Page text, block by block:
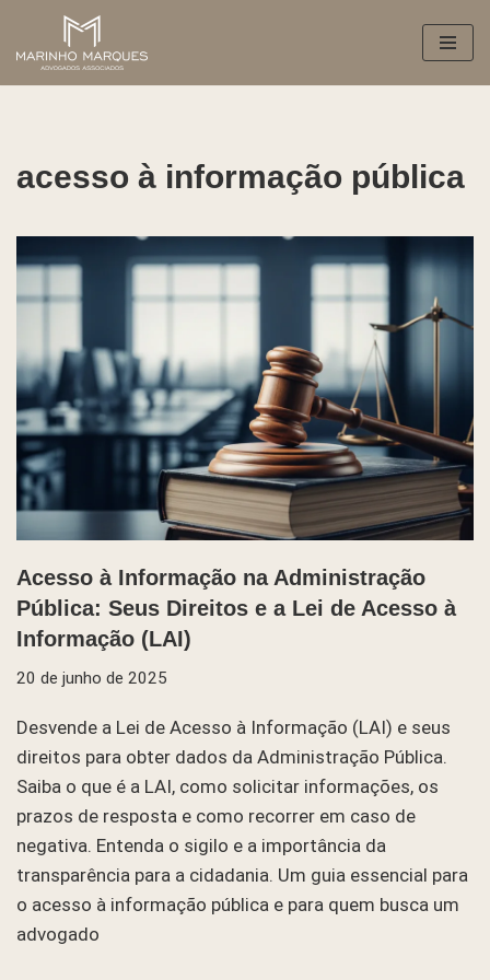
Pular
para
acesso à informação pública
Acesso à Informação na Administração
Pública: Seus Direitos e a Lei de Acesso à
Informação (LAI)
20 de junho de 2025
Desvende a Lei de Acesso à Informação (LAI) e seus
direitos para obter dados da Administração Pública.
Saiba o que é a LAI, como solicitar informações, os
prazos de resposta e como recorrer em caso de
negativa. Entenda o sigilo e a importância da
transparência para a cidadania. Um guia essencial para
o acesso à informação pública e para quem busca um
advogado